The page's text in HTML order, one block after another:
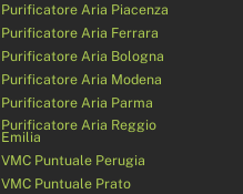
Purificatore Aria Piacenza
Purificatore Aria Ferrara
Purificatore Aria Bologna
Purificatore Aria Modena
Purificatore Aria Parma
Purificatore Aria Reggio
Emilia
VMC Puntuale Perugia
VMC Puntuale Prato